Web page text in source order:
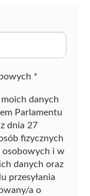
*
danych
Parlamentu
dnia 27
fizycznych
osobowych i w
danych oraz
przesyłania
a o